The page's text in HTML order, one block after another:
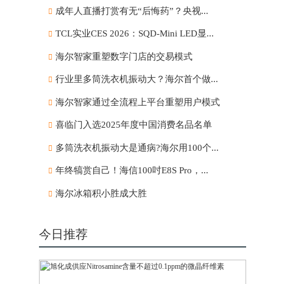
成年人直播打赏有无“后悔药”？央视...
TCL实业CES 2026：SQD-Mini LED显...
海尔智家重塑数字门店的交易模式
行业里多筒洗衣机振动大？海尔首个做...
海尔智家通过全流程上平台重塑用户模式
喜临门入选2025年度中国消费名品名单
多筒洗衣机振动大是通病?海尔用100个...
年终犒赏自己！海信100吋E8S Pro，...
海尔冰箱积小胜成大胜
今日推荐